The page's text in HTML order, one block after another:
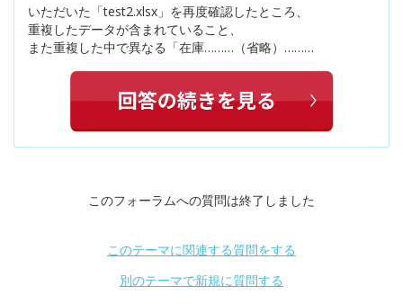
いただいた「test2.xlsx」を再度確認したところ、
重複したデータが含まれていること、
また重複した中で異なる「在庫………（省略）………
このフォーラムへの質問は終了しました
このテーマに関連する質問をする
別のテーマで新規に質問する